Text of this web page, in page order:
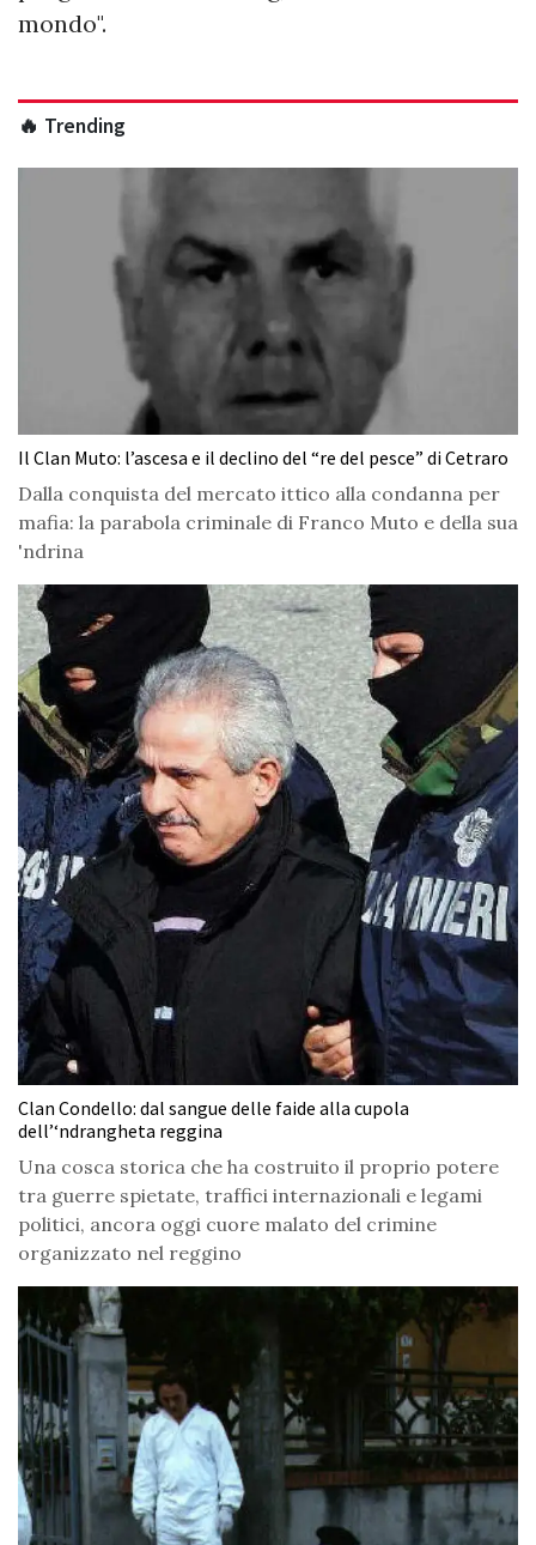
mondo".
🔥 Trending
Il Clan Muto: l’ascesa e il declino del “re del pesce” di Cetraro
Dalla conquista del mercato ittico alla condanna per
mafia: la parabola criminale di Franco Muto e della sua
'ndrina
Clan Condello: dal sangue delle faide alla cupola
dell’‘ndrangheta reggina
Una cosca storica che ha costruito il proprio potere
tra guerre spietate, traffici internazionali e legami
politici, ancora oggi cuore malato del crimine
organizzato nel reggino